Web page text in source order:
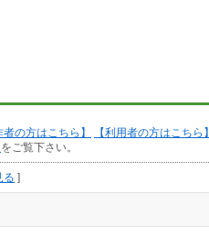
者の方はこちら】
【利用者の方はこちら】
をご覧下さい。
る ]